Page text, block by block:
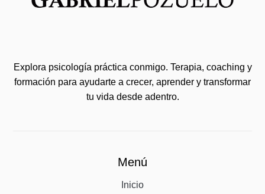
Explora psicología práctica conmigo. Terapia, coaching y
formación para ayudarte a crecer, aprender y transformar
tu vida desde adentro.
Menú
Inicio